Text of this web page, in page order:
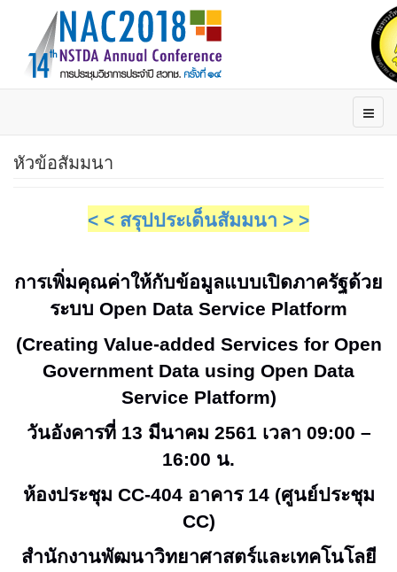
หัวข้อสัมมนา
< < สรุปประเด็นสัมมนา > >
การเพิ่มคุณค่าให้กับข้อมูลแบบเปิดภาครัฐด้วย
ระบบ Open Data Service Platform
(Creating Value-added Services for Open
Government Data using Open Data
Service Platform)
วันอังคารที่ 13 มีนาคม 2561 เวลา 09:00 –
16:00 น.
ห้องประชุม CC-404 อาคาร 14 (ศูนย์ประชุม
CC)
สำนักงานพัฒนาวิทยาศาสตร์และเทคโนโลยี